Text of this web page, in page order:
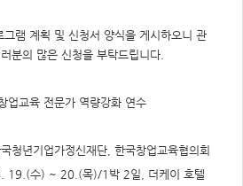
램 계획 및 신청서 양식을 게시하오니 관
분의 많은 신청을 부탁드립니다.
교육 전문가 역량강화 연수
청년기업가정신재단, 한국창업교육협의회
19.(수) ~ 20.(목)/1박 2일, 더케이 호텔